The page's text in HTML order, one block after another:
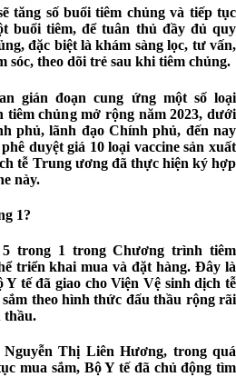
tăng số buổi tiêm chủng và tiếp tục
buổi tiêm, để tuân thủ đầy đủ quy
đặc biệt là khám sàng lọc, tư vấn,
sóc, theo dõi trẻ sau khi tiêm chủng.
gián đoạn cung ứng một số loại
chủng mở rộng năm 2023, dưới
phủ, lãnh đạo Chính phủ, đến nay
duyệt giá 10 loại vaccine sản xuất
tễ Trung ương đã thực hiện ký hợp
này.
1?
trong 1 trong Chương trình tiêm
triển khai mua và đặt hàng. Đây là
tế đã giao cho Viện Vệ sinh dịch tễ
theo hình thức đấu thầu rộng rãi
thầu.
Thị Liên Hương, trong quá
mua sắm, Bộ Y tế đã chủ động tìm